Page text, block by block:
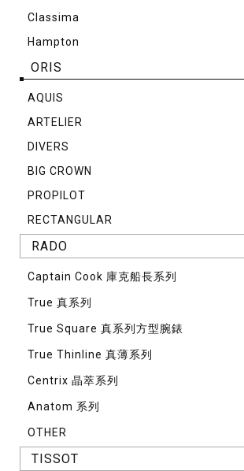
Classima
Hampton
ORIS
AQUIS
ARTELIER
DIVERS
BIG CROWN
PROPILOT
RECTANGULAR
RADO
Captain Cook 庫克船長系列
True 真系列
True Square 真系列方型腕錶
True Thinline 真薄系列
Centrix 晶萃系列
Anatom 系列
OTHER
TISSOT